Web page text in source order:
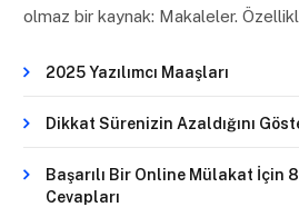
olmaz bir kaynak: Makaleler.
2025 Yazılımcı Maaşları
Dikkat Sürenizin Azaldığını
Başarılı Bir Online Mülakat İçin
Cevapları